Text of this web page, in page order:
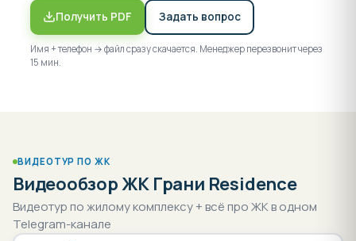
высокие потолки (не менее 3 метров с учётом
стяжки);
качественные металлические входные двери;
уровневый паркинг), гостевой паркинг на 54
машиноместа.
Отдельно стоящий 4-этажный паркинг на 152 места.
Скидки при 100% оплате наличными.
Получить PDF Задать вопрос
Имя + телефон → файл сразу скачается. Менеджер перезвонит через
15 мин.
ВИДЕОТУР ПО ЖК
Видеообзор ЖК Грани Residence
Видеотур по жилому комплексу + всё про ЖК в одном
Telegram-канале